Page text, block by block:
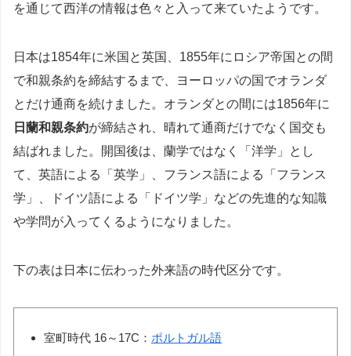
を通じて西洋の情報は色々と入って来ていたようです。
日本は1854年に米国と英国、1855年にロシア帝国との間
で和親条約を締結するまで、ヨーロッパの国でオランダ
とだけ通商を続けました。オランダとの間には1856年に
日蘭和親条約が締結され、晴れて通商だけでなく国交も
結ばれました。開国後は、蘭学ではなく「洋学」とし
て、英語による「英学」、フランス語による「フランス
学」、ドイツ語による「ドイツ学」などの先進的な知識
や学問が入ってくるようになりました。
下の表は日本に伝わった外来語の時代区分です。
室町時代 16～17C： ポルトガル語